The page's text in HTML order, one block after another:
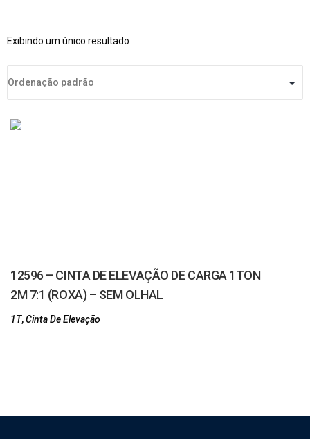
Exibindo um único resultado
12596 – CINTA DE ELEVAÇÃO DE CARGA 1TON
2M 7:1 (ROXA) – SEM OLHAL
1T,Cinta De Elevação